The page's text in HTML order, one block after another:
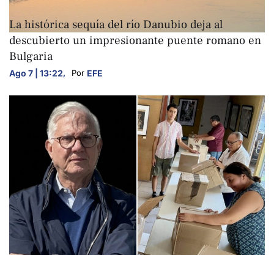
La histórica sequía del río Danubio deja al
descubierto un impresionante puente romano en
Bulgaria
Ago 7 | 13:22, Por EFE